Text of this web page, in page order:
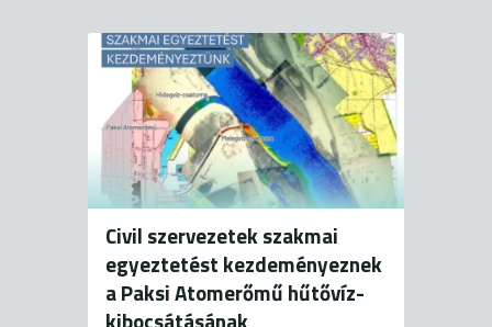
Civil szervezetek szakmai
egyeztetést kezdeményeznek
a Paksi Atomerőmű hűtővíz-